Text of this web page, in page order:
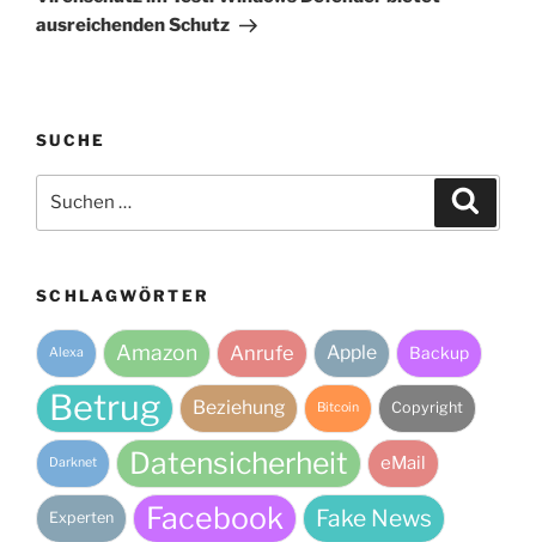
ausreichenden Schutz
SUCHE
nach:
SCHLAGWÖRTER
Alexa Amazon Anrufe Apple Backup
Betrug Beziehung Bitcoin Copyright
Darknet Datensicherheit eMail
Experten Facebook Fake News